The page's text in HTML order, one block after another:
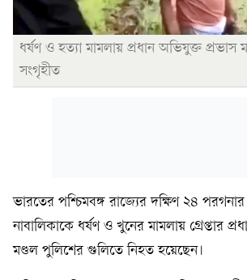
ধর্ষণ ও হত্যা মামলায় প্রধান অভিযুক্ত প্রভাস
সংগৃহীত
ভারতের পশ্চিমবঙ্গ রাজ্যের দক্ষিণ ২৪
নাবালিকাকে ধর্ষণ ও খুনের মামলায় গ্রেপ্তার
মণ্ডল পুলিশের গুলিতে নিহত হয়েছেন।